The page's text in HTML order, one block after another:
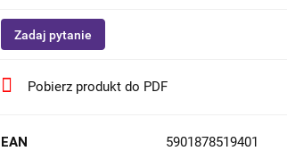
Zadaj pytanie
Pobierz produkt do PDF
EAN 5901878519401